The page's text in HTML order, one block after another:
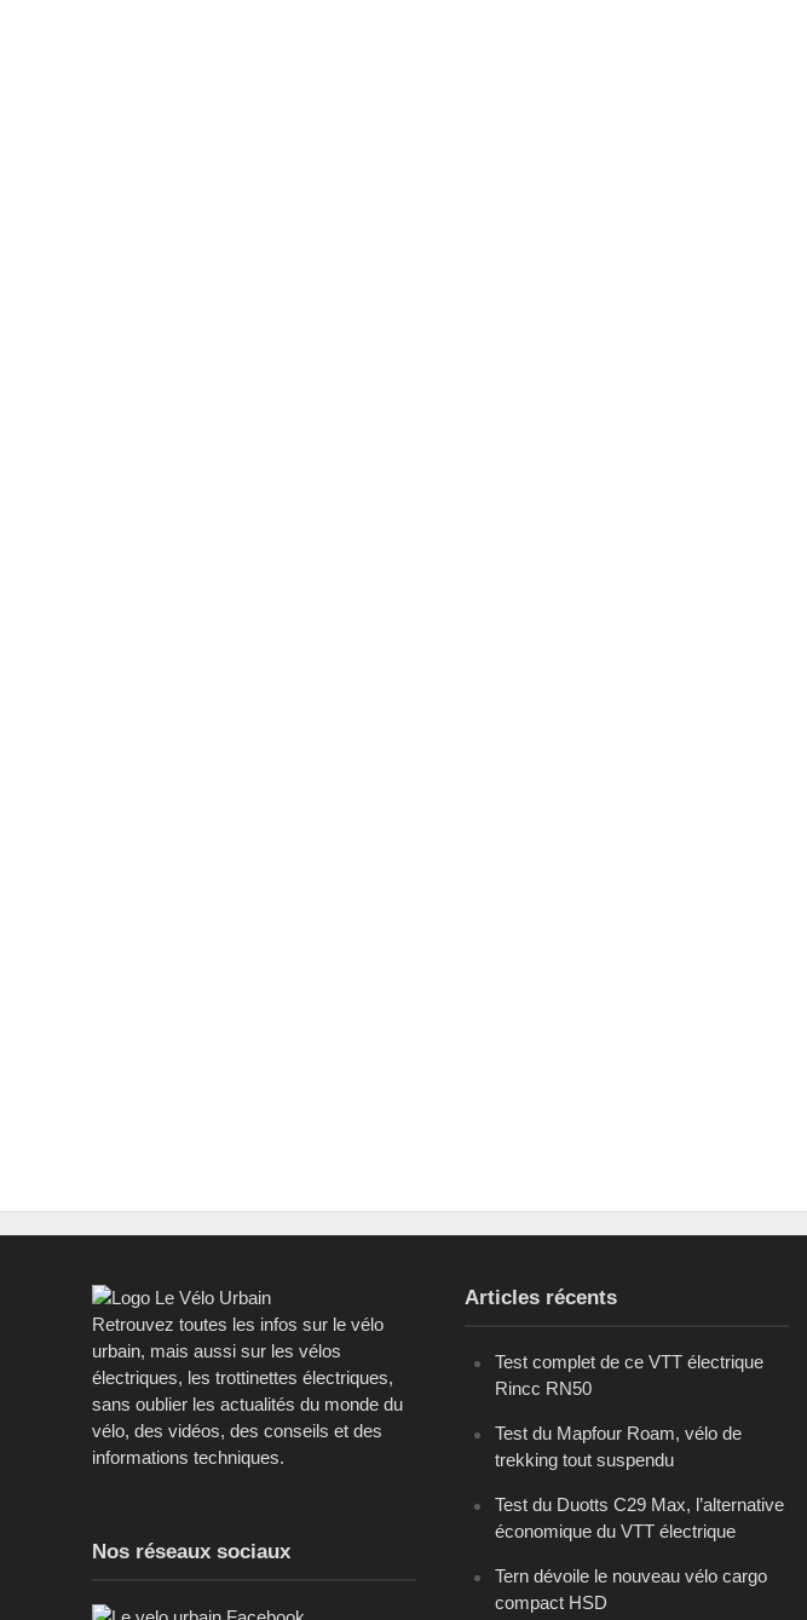
Retrouvez toutes les infos sur le vélo
urbain, mais aussi sur les vélos
électriques, les trottinettes électriques,
sans oublier les actualités du monde du
vélo, des vidéos, des conseils et des
informations techniques.
Nos réseaux sociaux
Articles récents
Test complet de ce VTT électrique
Rincc RN50
Test du Mapfour Roam, vélo de
trekking tout suspendu
Test du Duotts C29 Max, l’alternative
économique du VTT électrique
Tern dévoile le nouveau vélo cargo
compact HSD